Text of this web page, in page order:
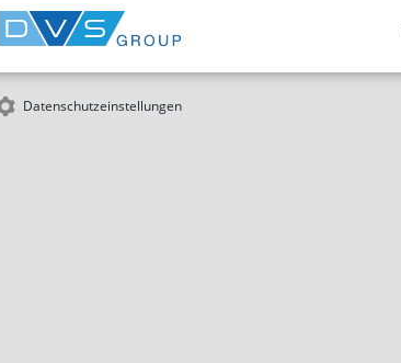
Datenschutzeinstellungen